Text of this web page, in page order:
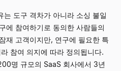
는 도구 격차가 아니라 소싱 불일
에 참여하기로 동의한 사람들의
재 고객이지만, 연구에 필요한 특
참여 의지에 따라 정의됩니다.
명 규모의 SaaS 회사에서 3년